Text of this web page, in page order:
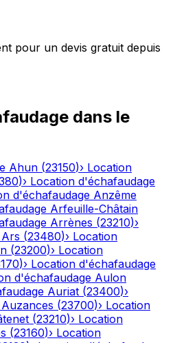
pour un devis gratuit depuis
dans le
Ahun (23150)› Location
)› Location d'échafaudage
d'échafaudage Anzême
Arfeuille-Châtain
Arrènes (23210)›
Ars (23480)› Location
(23200)› Location
)› Location d'échafaudage
d'échafaudage Aulon
Auriat (23400)›
Auzances (23700)› Location
(23210)› Location
(23160)› Location